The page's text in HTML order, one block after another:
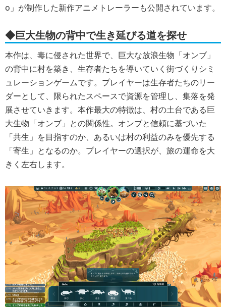
o」が制作した新作アニメトレーラーも公開されています。
◆巨大生物の背中で生き延びる道を探せ
本作は、毒に侵された世界で、巨大な放浪生物「オンブ」
の背中に村を築き、生存者たちを導いていく街づくりシミ
ュレーションゲームです。プレイヤーは生存者たちのリー
ダーとして、限られたスペースで資源を管理し、集落を発
展させていきます。本作最大の特徴は、村の土台である巨
大生物「オンブ」との関係性。オンブと信頼に基づいた
「共生」を目指すのか、あるいは村の利益のみを優先する
「寄生」となるのか。プレイヤーの選択が、旅の運命を大
きく左右します。